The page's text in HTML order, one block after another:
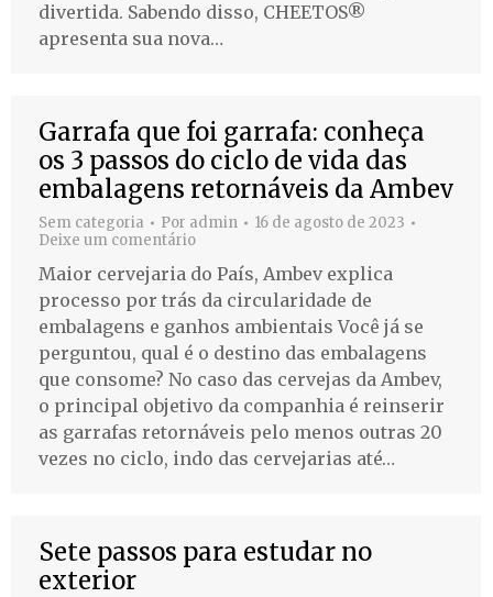
divertida. Sabendo disso, CHEETOS®
apresenta sua nova…
Garrafa que foi garrafa: conheça
os 3 passos do ciclo de vida das
embalagens retornáveis da Ambev
Sem categoria Por admin
16 de agosto de 2023
Deixe um comentário
Maior cervejaria do País, Ambev explica
processo por trás da circularidade de
embalagens e ganhos ambientais Você já se
perguntou, qual é o destino das embalagens
que consome? No caso das cervejas da Ambev,
o principal objetivo da companhia é reinserir
as garrafas retornáveis pelo menos outras 20
vezes no ciclo, indo das cervejarias até…
Sete passos para estudar no
exterior